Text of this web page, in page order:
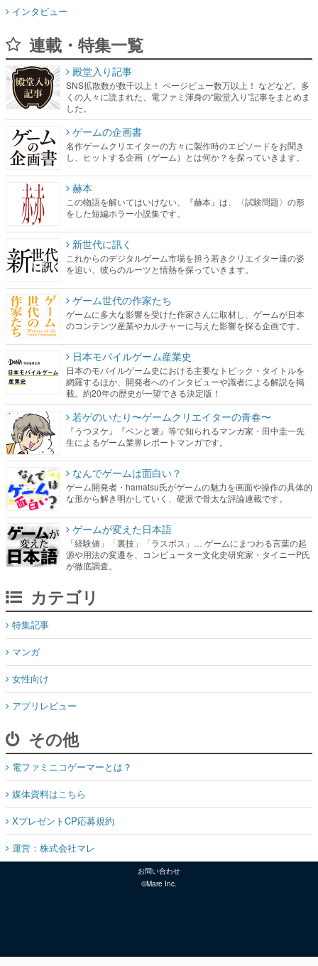
インタビュー
連載・特集一覧
殿堂入り記事
SNS拡散数が数千以上！ ページビュー数万以上！ などなど。多
くの人々に読まれた、電ファミ渾身の“殿堂入り”記事をまとめま
した。
ゲームの企画書
名作ゲームクリエイターの方々に製作時のエピソードをお聞き
し、ヒットする企画（ゲーム）とは何か？を探っていきます。
赫本
この物語を解いてはいけない。『赫本』は、〈試験問題〉の形
をした短編ホラー小説集です。
新世代に訊く
これからのデジタルゲーム市場を担う若きクリエイター達の姿
を追い、彼らのルーツと情熱を探っていきます。
ゲーム世代の作家たち
ゲームに多大な影響を受けた作家さんに取材し、ゲームが日本
のコンテンツ産業やカルチャーに与えた影響を探る企画です。
日本モバイルゲーム産業史
日本のモバイルゲーム史における主要なトピック・タイトルを
網羅するほか、開発者へのインタビューや識者による解説を掲
載。約20年の歴史が一望できる決定版！
若ゲのいたり〜ゲームクリエイターの青春〜
『うつヌケ』『ペンと箸』等で知られるマンガ家・田中圭一先
生によるゲーム業界レポートマンガです。
なんでゲームは面白い？
ゲーム開発者・hamatsu氏がゲームの魅力を画面や操作の具体的
な形から解き明かしていく、硬派で骨太な評論連載です。
ゲームが変えた日本語
「経験値」「裏技」「ラスボス」… ゲームにまつわる言葉の起
源や用法の変遷を、コンピューター文化史研究家・タイニーP氏
が徹底調査。
カテゴリ
特集記事
マンガ
女性向け
アプリレビュー
その他
電ファミニコゲーマーとは？
媒体資料はこちら
XプレゼントCP応募規約
運営：株式会社マレ
お問い合わせ
©Mare Inc.